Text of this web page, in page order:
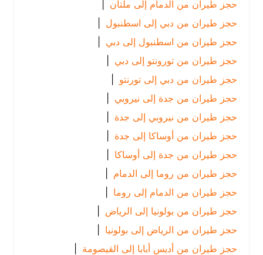
حجز طيران من الدمام إلى ملتان |
حجز طيران من دبي إلى اسطنبول |
حجز طيران من اسطنبول إلى دبي |
حجز طيران من تورونتو إلى دبي |
حجز طيران من دبي إلى تورنتو |
حجز طيران من جدة إلى نيروبي |
حجز طيران من نيروبي إلى جدة
حجز طيران من أوساكا إلى جدة
حجز طيران من جدة إلى أوساكا |
حجز طيران من روما إلى الدمام
|
حجز طيران من الدمام إلى روما
|
حجز طيران من بولونيا إلى الرياض
|
حجز طيران من الرياض إلى بولونيا
|
حجز طيران من أديس أبابا إلى القيصومة |